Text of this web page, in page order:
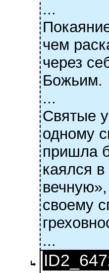
...
чем
через
Божьим.
...
Святые
одному
пришла
каялся
своему
...